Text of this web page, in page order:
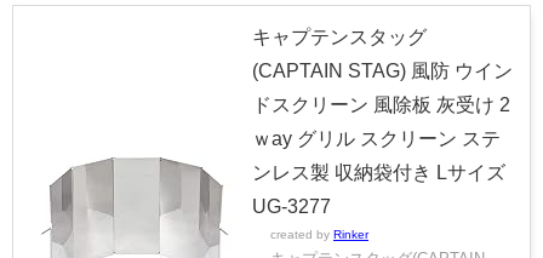
キャプテンスタッグ
(CAPTAIN STAG) 風防 ウイン
ドスクリーン 風除板 灰受け 2
ｗay グリル スクリーン ステ
ンレス製 収納袋付き Lサイズ
UG-3277
created by Rinker